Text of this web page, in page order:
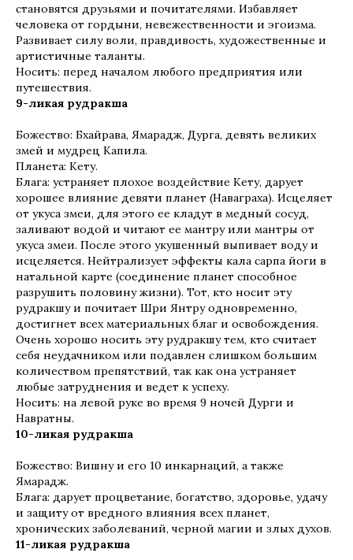
становятся друзьями и почитателями. Избавляет
человека от гордыни, невежественности и эгоизма.
Развивает силу воли, правдивость, художественные и
артистичные таланты.
Носить: перед началом любого предприятия или
путешествия.
9-ликая рудракша
Божество: Бхайрава, Ямарадж, Дурга, девять великих
змей и мудрец Капила.
Планета: Кету.
Блага: устраняет плохое воздействие Кету, дарует
хорошее влияние девяти планет (Наваграха). Исцеляет
от укуса змеи, для этого ее кладут в медный сосуд,
заливают водой и читают ее мантру или мантры от
укуса змеи. После этого укушенный выпивает воду и
исцеляется. Нейтрализует эффекты кала сарпа йоги в
натальной карте (соединение планет способное
разрушить половину жизни). Тот, кто носит эту
рудракшу и почитает Шри Янтру одновременно,
достигнет всех материальных благ и освобождения.
Очень хорошо носить эту рудракшу тем, кто считает
себя неудачником или подавлен слишком большим
количеством препятствий, так как она устраняет
любые затруднения и ведет к успеху.
Носить: на левой руке во время 9 ночей Дурги и
Навратны.
10-ликая рудракша
Божество: Вишну и его 10 инкарнаций, а также
Ямарадж.
Блага: дарует процветание, богатство, здоровье, удачу
и защиту от вредного влияния всех планет,
хронических заболеваний, черной магии и злых духов.
11-ликая рудракша